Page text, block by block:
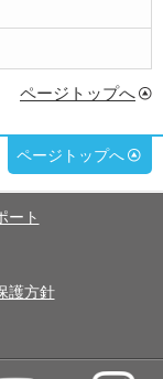
ページトップへ
ページトップへ
ート
護方針